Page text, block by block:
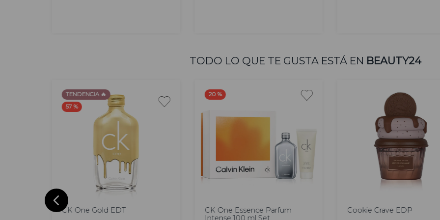
TODO LO QUE TE GUSTA ESTÁ EN BEAUTY24
TENDENCIA 🔥
57 %
CK One Gold EDT
20 %
CK One Essence Parfum
Intense 100 ml Set
Cookie Crave EDP